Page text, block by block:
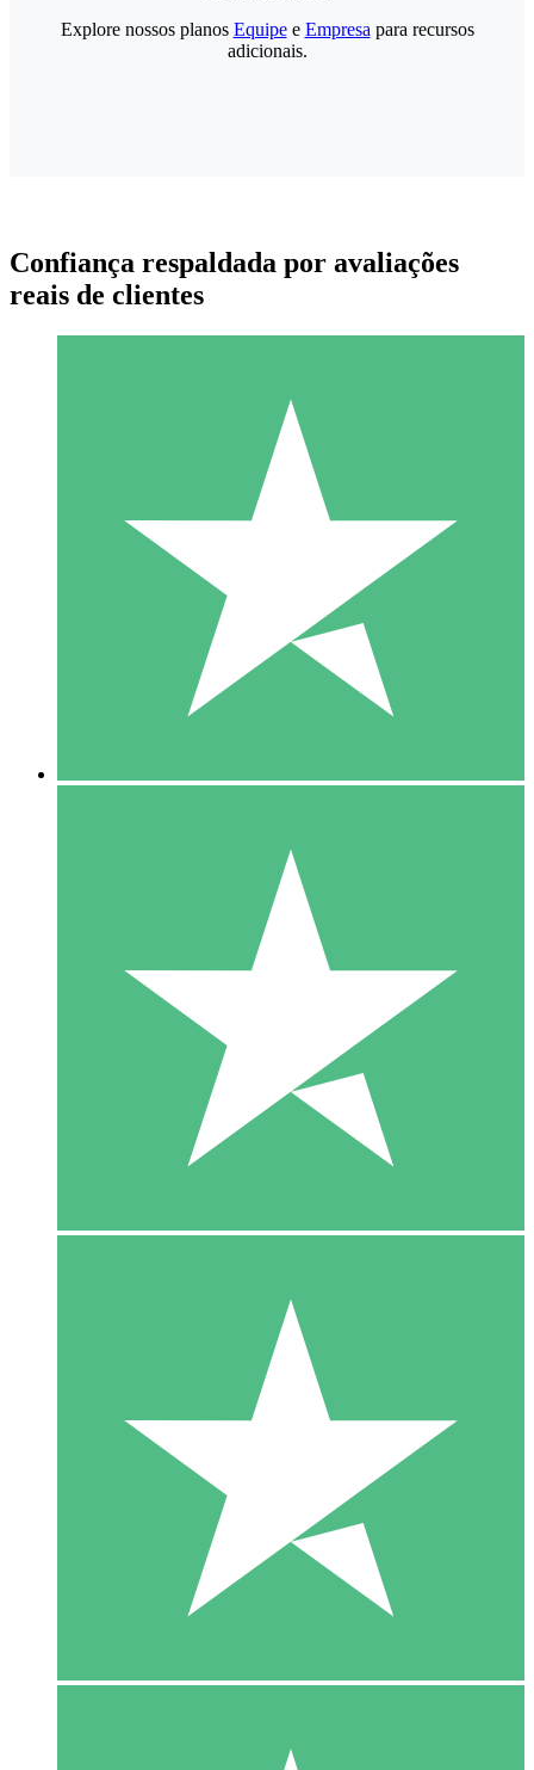
Pacotes de Créditos Individuais
Pague conforme o uso com créditos de download. Sem
1000
10 Downloads
20 00
Explore nossos planos Equipee Empresa para recursos
adicionais.
Confiança respaldada por avaliações
reais de clientes